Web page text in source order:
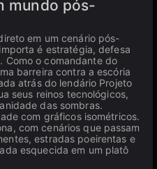
mundo pós-
em um cenário pós-
é estratégia, defesa
Como o comandante do
barreira contra a escória
atrás do lendário Projeto
seus reinos tecnológicos,
das sombras.
com gráficos isométricos.
com cenários que passam
estradas poeirentas e
esquecida em um platô